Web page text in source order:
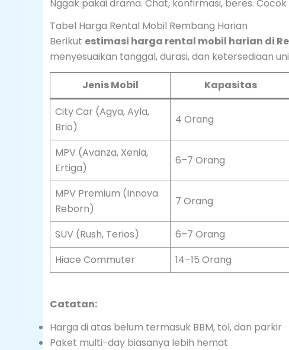
Nggak pakai drama. Chat, konfirmasi, beres.
Tabel Harga Rental Mobil Rembang Harian
Berikut estimasi harga rental mobil harian di
menyesuaikan tanggal, durasi, dan ketersediaan
Jenis Mobil Kapasitas
City Car (Agya, Ayla,
Brio)
4 Orang
MPV (Avanza, Xenia,
Ertiga)
6–7 Orang
MPV Premium (Innova
Reborn)
7 Orang
SUV (Rush, Terios) 6–7 Orang
Hiace Commuter
14–15 Orang
Catatan:
Harga di atas belum termasuk BBM, tol, dan parkir
Paket multi-day biasanya lebih hemat